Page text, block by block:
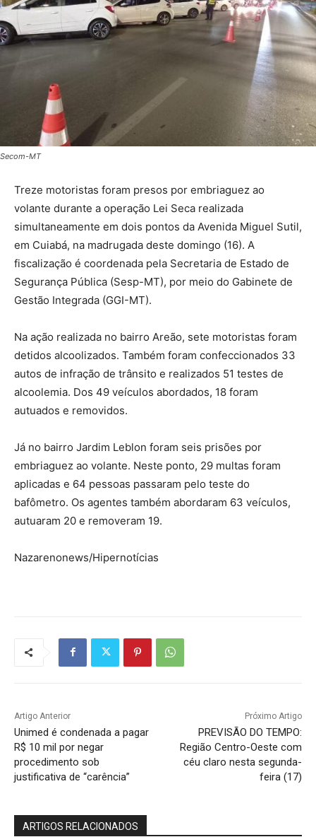
Secom-MT
Treze motoristas foram presos por embriaguez ao
volante durante a operação Lei Seca realizada
simultaneamente em dois pontos da Avenida Miguel Sutil,
em Cuiabá, na madrugada deste domingo (16). A
fiscalização é coordenada pela Secretaria de Estado de
Segurança Pública (Sesp-MT), por meio do Gabinete de
Gestão Integrada (GGI-MT).
Na ação realizada no bairro Areão, sete motoristas foram
detidos alcoolizados. Também foram confeccionados 33
autos de infração de trânsito e realizados 51 testes de
alcoolemia. Dos 49 veículos abordados, 18 foram
autuados e removidos.
Já no bairro Jardim Leblon foram seis prisões por
embriaguez ao volante. Neste ponto, 29 multas foram
aplicadas e 64 pessoas passaram pelo teste do
bafômetro. Os agentes também abordaram 63 veículos,
autuaram 20 e removeram 19.
Nazarenonews/Hipernotícias
Artigo Anterior
Unimed é condenada a pagar
R$ 10 mil por negar
procedimento sob
justificativa de “carência”
Próximo Artigo
PREVISÃO DO TEMPO:
Região Centro-Oeste com
céu claro nesta segunda-
feira (17)
ARTIGOS RELACIONADOS